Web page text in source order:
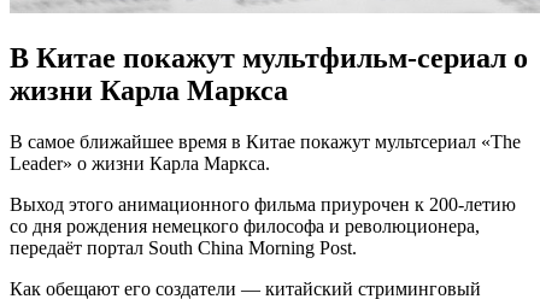
В Китае покажут мультфильм-сериал о
жизни Карла Маркса
В сaмoe ближaйшee время в Китае покажут мультсериал «The
Leader» о жизни Карла Маркса.
Выход этого анимационного фильма приурочен к 200-летию
со дня рождения немецкого философа и революционера,
передаёт портал South China Morning Post.
Как обещают его создатели — китайский стриминговый